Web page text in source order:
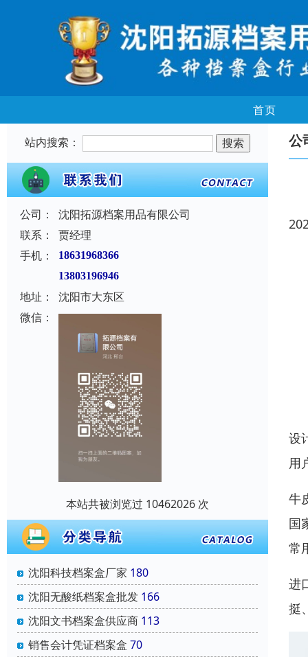
首页
站内搜索：
公司：
沈阳拓源档案用品有限公司
联系：
贾经理
手机：
18631968366
13803196946
地址：
沈阳市大东区
微信：
本站共被浏览过 10462026 次
沈阳科技档案盒厂家 180
沈阳无酸纸档案盒批发 166
沈阳文书档案盒供应商 113
销售会计凭证档案盒 70
公
设
用
牛
国
常
进
挺